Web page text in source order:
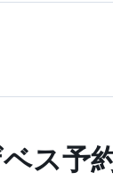
ス予